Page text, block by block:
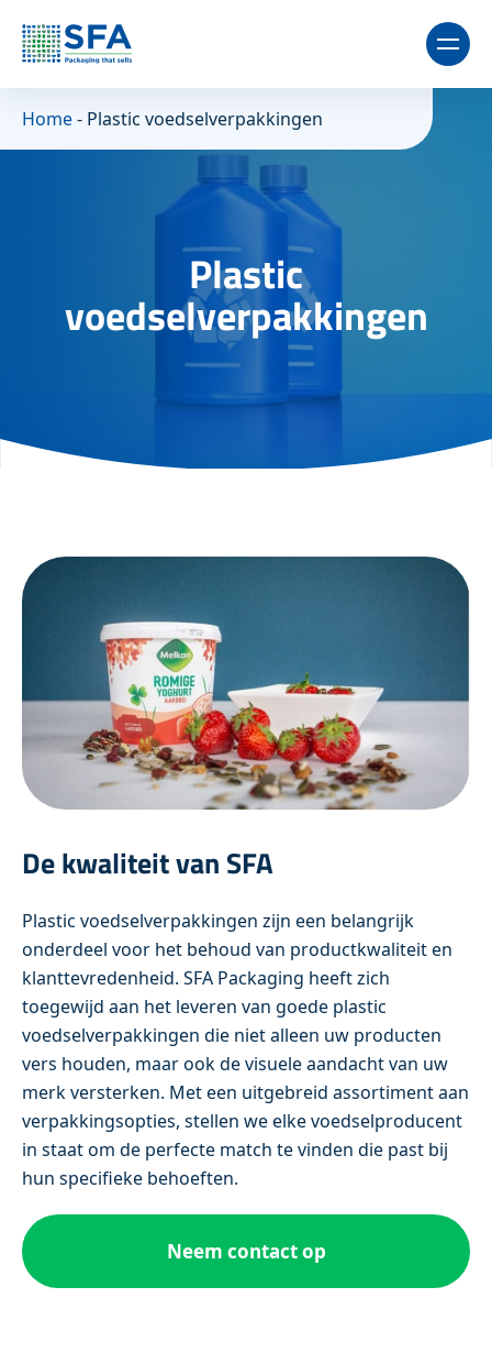
Home- Plastic voedselverpakkingen
Plastic
voedselverpakkingen
De kwaliteit van SFA
Plastic voedselverpakkingen zijn een belangrijk
onderdeel voor het behoud van productkwaliteit en
klanttevredenheid. SFA Packaging heeft zich
toegewijd aan het leveren van goede plastic
voedselverpakkingen die niet alleen uw producten
vers houden, maar ook de visuele aandacht van uw
merk versterken. Met een uitgebreid assortiment aan
verpakkingsopties, stellen we elke voedselproducent
in staat om de perfecte match te vinden die past bij
hun specifieke behoeften.
Neem contact op